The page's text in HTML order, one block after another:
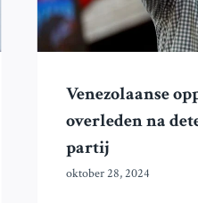
Venezolaanse
overleden na
partij
oktober 28, 2024